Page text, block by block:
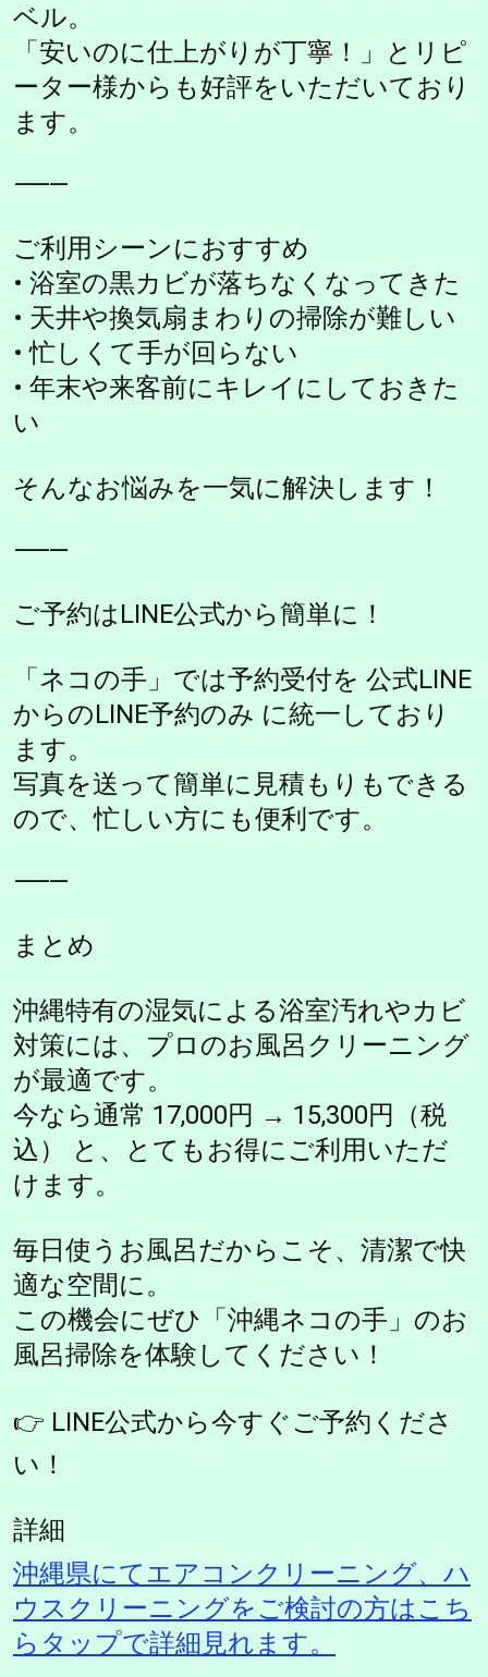
ベル。
「安いのに仕上がりが丁寧！」とリピ
ーター様からも好評をいただいており
ます。
⸻
ご利用シーンにおすすめ
• 浴室の黒カビが落ちなくなってきた
• 天井や換気扇まわりの掃除が難しい
• 忙しくて手が回らない
• 年末や来客前にキレイにしておきた
い
そんなお悩みを一気に解決します！
⸻
ご予約はLINE公式から簡単に！
「ネコの手」では予約受付を 公式LINE
からのLINE予約のみ に統一しており
ます。
写真を送って簡単に見積もりもできる
ので、忙しい方にも便利です。
⸻
まとめ
沖縄特有の湿気による浴室汚れやカビ
対策には、プロのお風呂クリーニング
が最適です。
今なら通常 17,000円 → 15,300円（税
込） と、とてもお得にご利用いただ
けます。
毎日使うお風呂だからこそ、清潔で快
適な空間に。
この機会にぜひ「沖縄ネコの手」のお
風呂掃除を体験してください！
👉 LINE公式から今すぐご予約くださ
い！
詳細
沖縄県にてエアコンクリーニング、ハ
ウスクリーニングをご検討の方はこち
らタップで詳細見れます。